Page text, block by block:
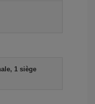
1 siège